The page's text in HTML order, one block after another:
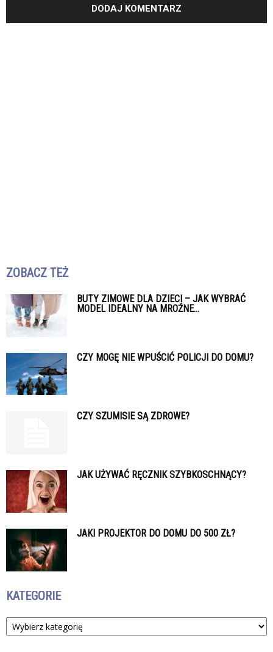
ZOBACZ TEŻ
BUTY ZIMOWE DLA DZIECI – JAK WYBRAĆ
MODEL IDEALNY NA MROŹNE...
CZY MOGĘ NIE WPUŚCIĆ POLICJI DO DOMU?
CZY SZUMISIE SĄ ZDROWE?
JAK UŻYWAĆ RĘCZNIK SZYBKOSCHNĄCY?
JAKI PROJEKTOR DO DOMU DO 500 ZŁ?
KATEGORIE
Kategorie